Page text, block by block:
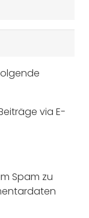
via E-
Spam zu